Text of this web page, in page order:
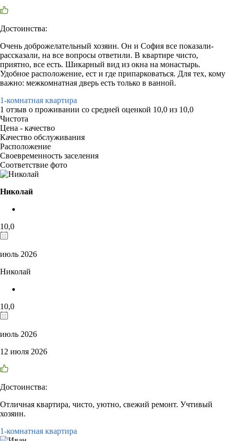
Достоинства:
Очень доброжелательный хозяин. Он и София все показали-
рассказали, на все вопросы ответили. В квартире чисто,
приятно, все есть. Шикарный вид из окна на монастырь.
Удобное расположение, ест и где припарковаться. Для тех, кому
важно: межкомнатная дверь есть только в ванной.
1-комнатная квартира
1 отзыв о проживании со средней оценкой 10,0 из 10,0
Чистота
Цена - качество
Качество обслуживания
Расположение
Своевременность заселения
Соответствие фото
Николай
10,0
июль 2026
Николай
10,0
июль 2026
12 июля 2026
Достоинства:
Отличная квартира, чисто, уютно, свежий ремонт. Учтивый
хозяин.
1-комнатная квартира